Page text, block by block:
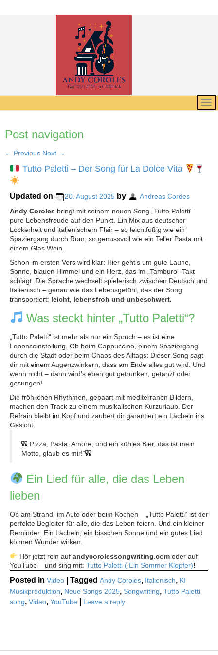
Post navigation
← Previous Next →
Tutto Paletti – Der Song für La Dolce Vita
Updated on 20. August 2025 by
Andreas Cordes
Andy Coroles bringt mit seinem neuen Song „Tutto Paletti“
pure Lebensfreude auf den Punkt. Ein Mix aus deutscher
Lockerheit und italienischem Flair – so leichtfüßig wie ein
Spaziergang durch Rom, so genussvoll wie ein Teller Pasta mit
einem Glas Wein.
Schon im ersten Vers wird klar: Hier geht’s um gute Laune,
Sonne, blauen Himmel und ein Herz, das im „Tamburo“-Takt
schlägt. Die Sprache wechselt spielerisch zwischen Deutsch und
Italienisch – genau wie das Lebensgefühl, das der Song
transportiert: leicht, lebensfroh und unbeschwert.
Was steckt hinter „Tutto Paletti“?
„Tutto Paletti“ ist mehr als nur ein Spruch – es ist eine
Lebenseinstellung. Ob beim Cappuccino, einem Spaziergang
durch die Stadt oder beim Chaos des Alltags: Dieser Song sagt
dir mit einem Augenzwinkern, dass am Ende alles gut wird. Und
wenn nicht – dann wird’s eben gut getrunken, getanzt oder
gesungen!
Die fröhlichen Rhythmen, gepaart mit mediterranen Bildern,
machen den Track zu einem musikalischen Kurzurlaub. Der
Refrain bleibt im Kopf und zaubert dir garantiert ein Lächeln ins
Gesicht:
„Pizza, Pasta, Amore, und ein kühles Bier, das ist mein
Motto, glaub es mir!“
Ein Lied für alle, die das Leben
lieben
Ob am Strand, im Auto oder beim Kochen – „Tutto Paletti“ ist der
perfekte Begleiter für alle, die das Leben feiern. Und ein kleiner
Reminder: Ein Lächeln, ein bisschen Sonne und ein gutes Lied
können Wunder wirken.
Hör jetzt rein auf andycorolessongwriting.comoder auf
YouTube – und sing mit: Tutto Paletti ( Ein Sommer Klopfer)!
Posted in Video Tagged Andy Coroles, Italienisch, KI
Musikproduktion, Neue Songs 2025, Songwriting, Tutto Paletti
song, Video, YouTube Leave a reply